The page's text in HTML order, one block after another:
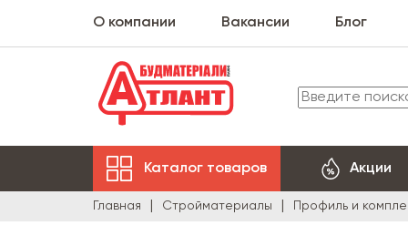
О компании Вакансии Блог
Каталог товаров Акции
Главная Стройматериалы Профиль и